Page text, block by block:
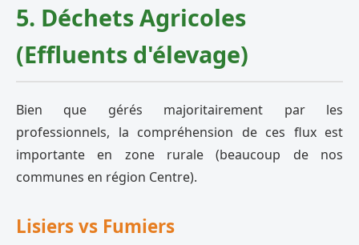
5. Déchets Agricoles
(Effluents d'élevage)
Bien que gérés majoritairement par les
professionnels, la compréhension de ces flux est
importante en zone rurale (beaucoup de nos
communes en région Centre).
Lisiers vs Fumiers